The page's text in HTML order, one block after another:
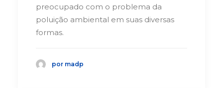
preocupado com o problema da
poluição ambiental em suas diversas
formas.
por madp